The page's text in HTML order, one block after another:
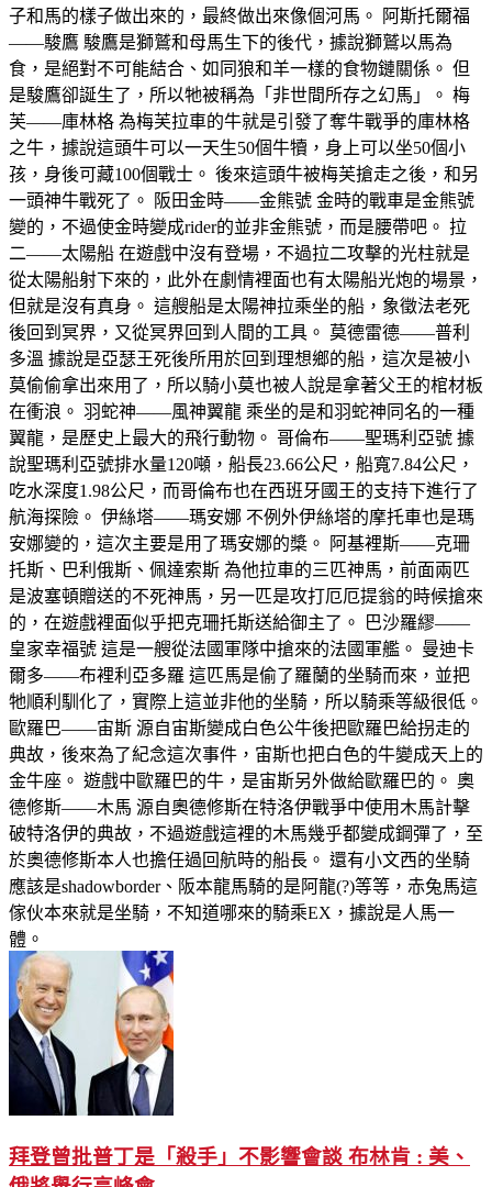
子和馬的樣子做出來的，最終做出來像個河馬。 阿斯托爾福
——駿鷹 駿鷹是獅鷲和母馬生下的後代，據說獅鷲以馬為
食，是絕對不可能結合、如同狼和羊一樣的食物鏈關係。 但
是駿鷹卻誕生了，所以牠被稱為「非世間所存之幻馬」。 梅
芙——庫林格 為梅芙拉車的牛就是引發了奪牛戰爭的庫林格
之牛，據說這頭牛可以一天生50個牛犢，身上可以坐50個小
孩，身後可藏100個戰士。 後來這頭牛被梅芙搶走之後，和另
一頭神牛戰死了。 阪田金時——金熊號 金時的戰車是金熊號
變的，不過使金時變成rider的並非金熊號，而是腰帶吧。 拉
二——太陽船 在遊戲中沒有登場，不過拉二攻擊的光柱就是
從太陽船射下來的，此外在劇情裡面也有太陽船光炮的場景，
但就是沒有真身。 這艘船是太陽神拉乘坐的船，象徵法老死
後回到冥界，又從冥界回到人間的工具。 莫德雷德——普利
多溫 據說是亞瑟王死後所用於回到理想鄉的船，這次是被小
莫偷偷拿出來用了，所以騎小莫也被人說是拿著父王的棺材板
在衝浪。 羽蛇神——風神翼龍 乘坐的是和羽蛇神同名的一種
翼龍，是歷史上最大的飛行動物。 哥倫布——聖瑪利亞號 據
說聖瑪利亞號排水量120噸，船長23.66公尺，船寬7.84公尺，
吃水深度1.98公尺，而哥倫布也在西班牙國王的支持下進行了
航海探險。 伊絲塔——瑪安娜 不例外伊絲塔的摩托車也是瑪
安娜變的，這次主要是用了瑪安娜的槳。 阿基裡斯——克珊
托斯、巴利俄斯、佩達索斯 為他拉車的三匹神馬，前面兩匹
是波塞頓贈送的不死神馬，另一匹是攻打厄厄提翁的時候搶來
的，在遊戲裡面似乎把克珊托斯送給御主了。 巴沙羅繆——
皇家幸福號 這是一艘從法國軍隊中搶來的法國軍艦。 曼迪卡
爾多——布裡利亞多羅 這匹馬是偷了羅蘭的坐騎而來，並把
牠順利馴化了，實際上這並非他的坐騎，所以騎乘等級很低。
歐羅巴——宙斯 源自宙斯變成白色公牛後把歐羅巴給拐走的
典故，後來為了紀念這次事件，宙斯也把白色的牛變成天上的
金牛座。 遊戲中歐羅巴的牛，是宙斯另外做給歐羅巴的。 奧
德修斯——木馬 源自奧德修斯在特洛伊戰爭中使用木馬計擊
破特洛伊的典故，不過遊戲這裡的木馬幾乎都變成鋼彈了，至
於奧德修斯本人也擔任過回航時的船長。 還有小文西的坐騎
應該是shadowborder、阪本龍馬騎的是阿龍(?)等等，赤兔馬這
傢伙本來就是坐騎，不知道哪來的騎乘EX，據說是人馬一
體。
拜登曾批普丁是「殺手」不影響會談 布林肯 : 美、